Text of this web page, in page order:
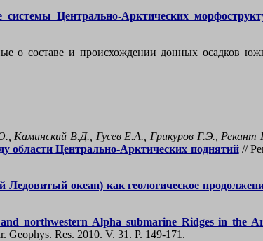
системы Центрально-Арктических
о составе и происхождении донных осадков
В.Д., Гусев Е.А., Грикуров Г.Э., Рекант
области Центрально-Арктических поднятий//
океан) как геологическое
northwestern Alpha submarine Ridges in the
Geophys. Res. 2010. V. 31. P. 149-171.